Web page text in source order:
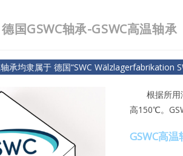
国GSWC轴承-GSWC高温轴承
轴承均隶属于 德国“SWC Wälzlagerfabrikation
根据所用润
高150℃。
GSWC高